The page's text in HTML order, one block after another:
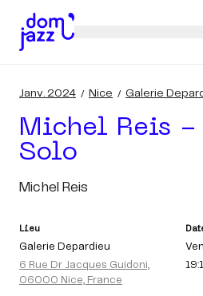
Janv. 2024 Nice Galerie
Michel Reis -
Solo
Michel Reis
Lieu
Galerie Depardieu
6 Rue Dr Jacques Guidoni,
06000 Nice, France